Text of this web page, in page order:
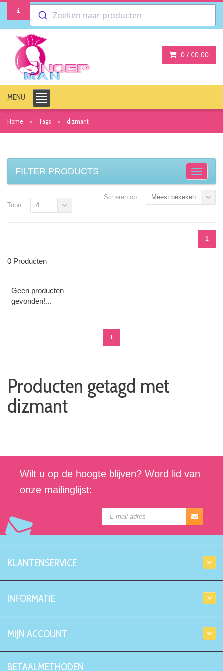
Zoeken naar producten
0 / €0,00
MENU
Home Tags dizmant
FILTER PRODUCTS
Sorteren op: Meest bekeken
1
Toon: 4
0 Producten
Geen producten
gevonden!...
1
Producten getagd met
dizmant
Wilt u op de hoogte blijven? Word lid van
onze mailinglijst:
KLANTENSERVICE
INFORMATIE
MIJN ACCOUNT
BETAALMETHODEN